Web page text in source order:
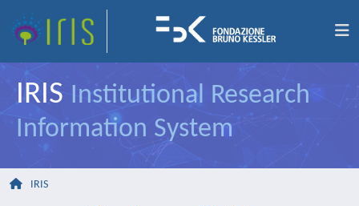
IRIS Institutional Research
Information System
IRIS